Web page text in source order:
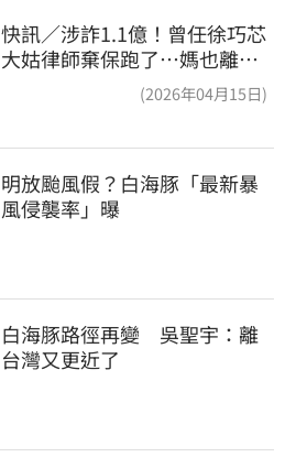
快訊／涉詐1.1億！曾任徐巧芯
大姑律師棄保跑了…媽也離
(2026年04月15日)
明放颱風假？白海豚「最新暴
風侵襲率」曝
白海豚路徑再變　吳聖宇：離
台灣又更近了